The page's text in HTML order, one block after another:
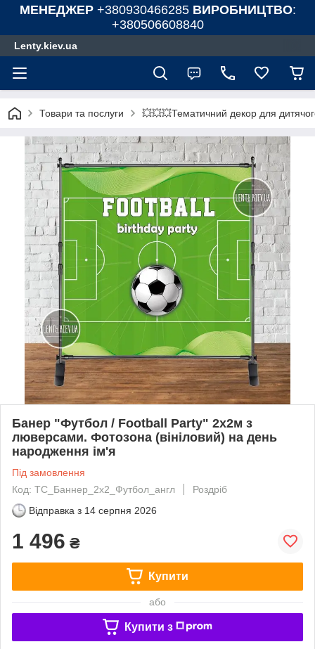
МЕНЕДЖЕР +380930466285 ВИРОБНИЦТВО:
+380506608840
Lenty.kiev.ua
Товари та послуги 💥💥💥Тематичний декор для
Банер "Футбол / Football Party" 2х2м з
люверсами. Фотозона (вініловий) на день
народження ім'я
Під замовлення
Код: ТС_Баннер_2х2_Футбол_англ
Роздріб
Відправка з 14 серпня 2026
1 496 ₴
Купити
або
Купити з